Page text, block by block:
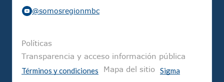
@somosregionmbc
Pie de página
Políticas
Transparencia y acceso información pública
Términos y condiciones
Mapa del sitio Sigma